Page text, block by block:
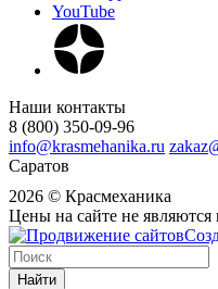
YouTube
Наши контакты
8 (800) 350-09-96
info@krasmehanika.ru
Саратов
2026 © Красмеханика
Цены на сайте не
Найти